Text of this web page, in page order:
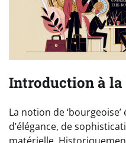
Introduction à la
La notion de
d’élégance, de